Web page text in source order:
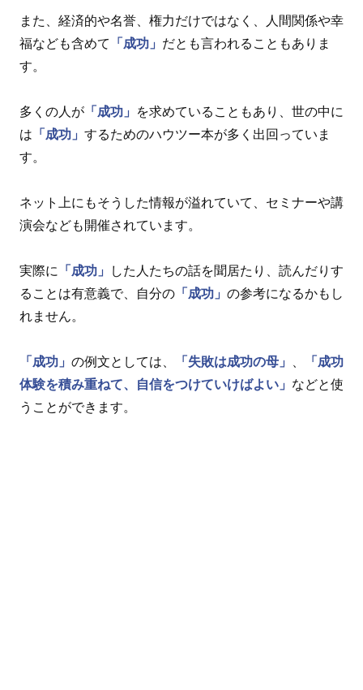
また、経済的や名誉、権力だけではなく、人間関係や幸
福なども含めて
「成功」 だとも言われることもありま
す。
多くの人が 「成功」
を求めていることもあり、世の中に
は 「成功」 するためのハウツー本が多く出回っていま
す。
ネット上にもそうした情報が溢れていて、セミナーや講
演会なども開催されています。
実際に 「成功」
した人たちの話を聞居たり、読んだりす
ることは有意義で、自分の 「成功」 の参考になるかもし
れません。
「成功」 の例文としては、 「失敗は成功の母」
「成功
体験を積み重ねて、自信をつけていけばよい」 などと使
うことができます。